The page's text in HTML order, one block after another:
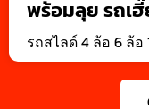
พร้อมลุย รถเ
รถสไลด์ 4 ล้อ 6 ล้อ